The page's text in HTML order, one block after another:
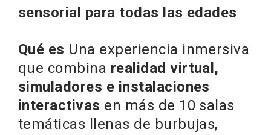
sensorial para todas las edades
Qué es Una experiencia inmersiva
que combina realidad virtual,
simuladores e instalaciones
interactivas en más de 10 salas
temáticas llenas de burbujas,